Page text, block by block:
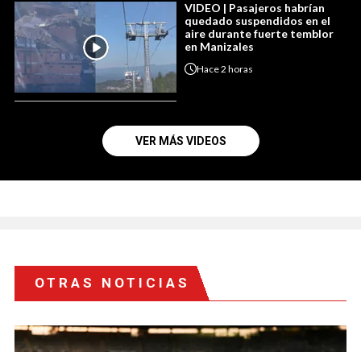
VIDEO | Pasajeros habrían
quedado suspendidos en el
aire durante fuerte temblor
en Manizales
Hace2 horas
VER MÁS VIDEOS
OTRAS NOTICIAS